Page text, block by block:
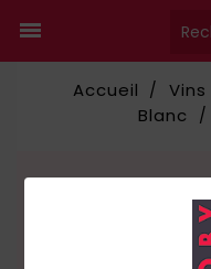

Accueil Vins
Blanc